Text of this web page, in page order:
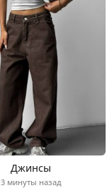
Джинсы
3 минуты назад